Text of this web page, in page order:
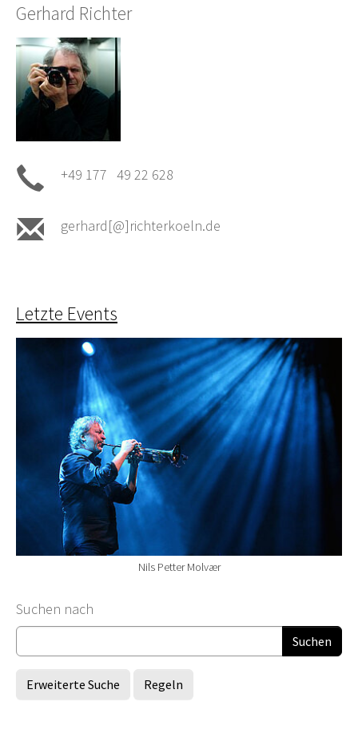
Gerhard Richter
+49 177 49 22 628
gerhard[@]richterkoeln.de
Letzte Events
Nils Petter Molvær
Suchformular
Suchen nach
Erweiterte Suche Regeln